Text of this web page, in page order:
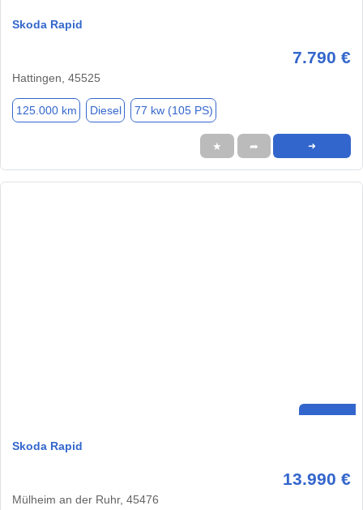
Skoda Rapid
7.790 €
Hattingen, 45525
125.000 km Diesel 77 kw (105 PS)
★ ➦ ➜
Skoda Rapid
13.990 €
Mülheim an der Ruhr, 45476